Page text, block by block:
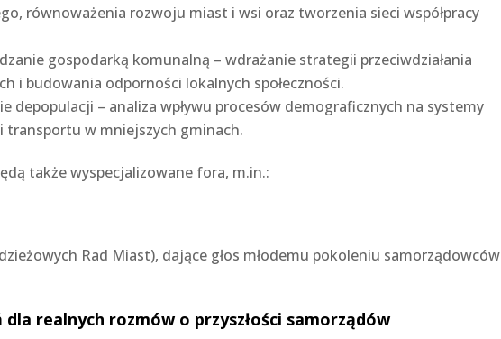
równoważenia rozwoju miast i wsi oraz tworzenia sieci współpracy
gospodarką komunalną – wdrażanie strategii przeciwdziałania
i budowania odporności lokalnych społeczności.
depopulacji – analiza wpływu procesów demograficznych na systemy
w mniejszych gminach.
także wyspecjalizowane fora, m.in.:
Rad Miast), dające głos młodemu pokoleniu samorządowców
realnych rozmów o przyszłości samorządów